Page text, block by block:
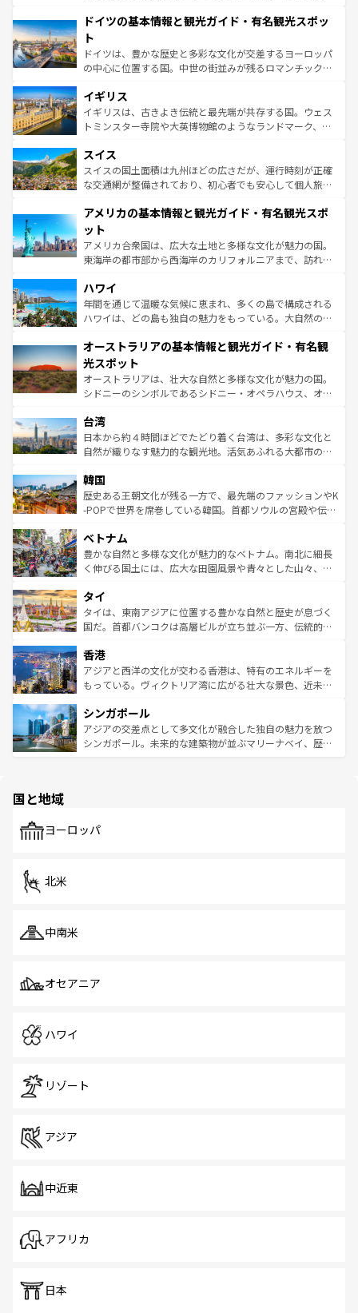
せる。地方によって風土や気候が異なるスペインはその個
ンテンツ一覧 を参照してほしい。
で、幅広い魅力が詰まっている。華麗な宮殿、歴史的な大
聖堂、美しいビーチ、そして豊かな自然が、訪れる者を心
から魅了する。また、フランスは美食の国としても知ら
れ、フランス料理はユネスコ無形文化遺産にも登録されて
香り高いラベンダー畑など、多彩な楽しみ方が可能だ。さ
らに、パリ以外の地域にも魅力が溢れており、どの街角に
も豊かな歴史と文化が息づいている。パリ以外の個性あふ
を参照してほしい。
ドイツの基本情報と観光ガイド・有名観光スポッ
ト
ドイツは、豊かな歴史と多彩な文化が交差するヨーロッパ
の中心に位置する国。中世の街並みが残るロマンチック街
顔を持つこの国は、どこを歩いても飽きることがない。ベ
ルリンの文化的活気、バイエルン州のアルプスの絶景、そ
してライン川沿いのワイン畑といった風景は必見。ビール
は、お酒好きな人にはぜひ体験してほしい。 なお、新着の
ドイツ情報はコンテンツ一覧を参照してほしい。
イギリス
イギリスは、古きよき伝統と最先端が共存する国。ウェス
トミンスター寺院や大英博物館のようなランドマーク、歴
リアごとに異なる魅力がある。また、優雅なアフタヌーン
ティー、ビール好きにはたまらない英国パブ、サッカー観
戦など、本場だからこそできる体験も豊富。イギリスを旅
ンツ一覧を参照してほしい。
スイス
スイスの国土面積は九州ほどの広さだが、運行時刻が正確
な交通網が整備されており、初心者でも安心して個人旅行
の建物がそのまま残る町や、スイスならではのユニークな
博物館もあり、アルプス観光だけでなく町歩きも満喫する
ことができる。国民の所得が高いため物価も高いが、旅行
者向けの交通パス提供のサービスもあり、うまく活用すれ
着のスイス情報は
アメリカの基本情報と観光ガイド・有名観光スポ
ット
アメリカ合衆国は、広大な土地と多様な文化が魅力の国。
東海岸の都市部から西海岸のカリフォルニアまで、訪れる
のような巨大都市は、観光、ショッピング、エンターテイ
ンメントが詰まった刺激的なスポットだ。一方、アメリカ
西部には大自然が広がり、グランドキャニオンやイエロー
部のニューオーリンズでは、音楽と美食が融合した独特の
文化が魅力。旅行者はアメリカの各地域で異なる魅力を楽
しみながら、その多様性と豊かな歴史を感じることができ
るだろう。車でのロードトリップや列車の旅も、アメリカ
情報は
ハワイ
年間を通じて温暖な気候に恵まれ、多くの島で構成される
ハワイは、どの島も独自の魅力をもっている。大自然の神
ワイ島は見逃せない。また、定番の観光地といえばオアフ
島だが、静かな自然を求めるならマウイ島やカウアイ島が
おすすめ。エメラルドグリーンに輝く海をはじめ、豊かな
文化や歴史が息づいている。「アロハスピリット」と呼ば
人々、おいしいローカルフードやハワイアンミュージッ
ク、伝統的なフラダンスなど、すべてがハワイの魅力を彩
っている。訪れるたびに新しい発見と感動が待っているハ
はコンテンツ一覧
オーストラリアの基本情報と観光ガイド・有名観
光スポット
オーストラリアは、壮大な自然と多様な文化が魅力の国。
シドニーのシンボルであるシドニー・オペラハウス、オー
リアリーフや大陸中央部にそびえるウルル（エアーズロッ
ク）、タスマニアの美しい原生林やケアンズの熱帯雨林な
ど、見どころがたくさん。また、カフェやワイン、オージ
いる。アクティビティも充実しており、サーフィンやダイ
ビング、ハイキングなど、アウトドア好きにはたまらな
い。オーストラリアの多彩な魅力を存分に味わいつくそ
参照してほしい。
台湾
日本から約４時間ほどでたどり着く台湾は、多彩な文化と
自然が織りなす魅力的な観光地。活気あふれる大都市の台
ン）、静ひつな山岳地帯である台湾東部など、都市の喧騒
と山間の静けさが共存しており、訪れる人に新しい発見と
驚きをもたらしてくれる。また、奥深い台湾の食文化も魅
容にもいいと評判のスイーツなど、バラエティ豊かな料理
が味わえる。 なお、新着の台湾情報は コンテンツ一覧を参
照してほしい。
韓国
歴史ある王朝文化が残る一方で、最先端のファッションやK
-POPで世界を席巻している韓国。首都ソウルの宮殿や伝統
き、地方に足を延ばせば四季折々の自然美を楽しむことが
できる。そして、キムチや焼肉、絶品のストリートフード
まで、さまざまな韓国料理が待っている。夜には、韓国な
リティに包まれながら、韓国の多彩な魅力を心ゆくまで味
わってみてほしい。 なお、新着の韓国情報はコンテンツ一
覧を参照してほしい。
ベトナム
豊かな自然と多様な文化が魅力的なベトナム。南北に細長
く伸びる国土には、広大な田園風景や青々とした山々、世
急速な発展と共に伝統が息づく。ハノイの古い町並みやホ
ーチミン市のフランス統治時代の建物も、独特の雰囲気を
醸し出している。また、バラエティの豊かさとおいしさで
とつ。フォーやバインミー、ベトナムコーヒーなどは、ぜ
ひ現地で味わいたい。どの地域を訪れてもあたたかい人々
が旅行者を迎えてくれるので、きっと忘れられない旅にな
参照してほしい。
タイ
タイは、東南アジアに位置する豊かな自然と歴史が息づく
国だ。首都バンコクは高層ビルが立ち並ぶ一方、伝統的な
の活気が交差している。北部ではチェンマイなどの山岳地
帯で自然と触れ合い、南部ではプーケットやクラビの美し
いビーチでリゾート気分を楽しむことができる。タイ料理
激する。気候は一年中温暖で、どの季節にも異なる楽しみ
が待っている。親しみやすいタイの人々、仏教を中心とし
た文化、そして多様な観光資源が、訪れる旅人を魅了し続
香港
アジアと西洋の文化が交わる香港は、特有のエネルギーを
もっている。ヴィクトリア湾に広がる壮大な景色、近未来
み、どこを訪れても感動するはず。観光スポットが密集し
ており、効率よく見どころを回れるのも魅力。息をのむよ
うな絶景から文化的な体験まで、香港を存分に楽しみ尽く
シンガポール
アジアの交差点として多文化が融合した独自の魅力を放つ
シンガポール。未来的な建築物が並ぶマリーナベイ、歴史
で、ホーカーズは地元の風情を楽しめる外せないスポット
国と地域
ヨーロッパ
北米
中南米
オセアニア
ハワイ
リゾート
アジア
中近東
アフリカ
日本